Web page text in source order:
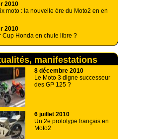
2010
moto : la nouvelle ère du Moto2 en en
2010
Cup Honda en chute libre ?
manifestations
8 décembre 2010
Le Moto 3 digne successeur
des GP 125 ?
6 juillet 2010
Un 2e prototype français en
Moto2